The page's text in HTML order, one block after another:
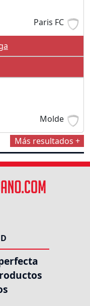
Paris FC
Molde
Más resultados +